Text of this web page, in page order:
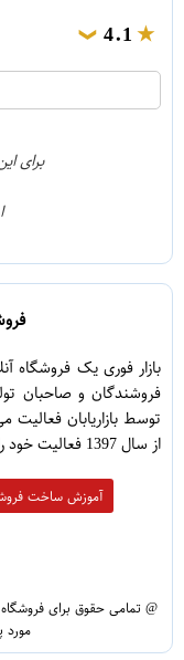
4.1
❯
برای
بازار فوری یک فروشگاه
فروشندگان و صاحبان
توسط بازاریابان فعالیت
از سال 1397 فعالیت خود را آغاز نموده است.
آموزش ساخت
@ تمامی حقوق برای فروشگاه
مورد